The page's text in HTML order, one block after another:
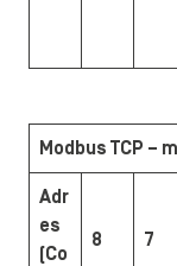
Modbus TCP –
Adr
es
(Co
8 7